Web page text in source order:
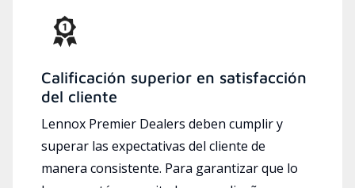
Calificación superior en satisfacción
del cliente
Lennox Premier Dealers deben cumplir y
superar las expectativas del cliente de
manera consistente. Para garantizar que lo